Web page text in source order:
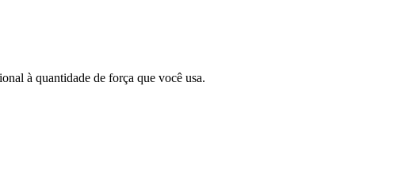
à quantidade de força que você usa.